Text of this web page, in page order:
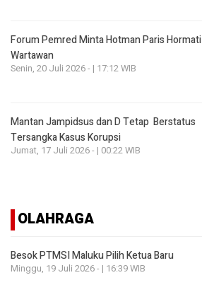
Forum Pemred Minta Hotman Paris Hormati
Wartawan
Senin, 20 Juli 2026 - | 17:12 WIB
Mantan Jampidsus dan D Tetap Berstatus
Tersangka Kasus Korupsi
Jumat, 17 Juli 2026 - | 00:22 WIB
OLAHRAGA
Besok PTMSI Maluku Pilih Ketua Baru
Minggu, 19 Juli 2026 - | 16:39 WIB